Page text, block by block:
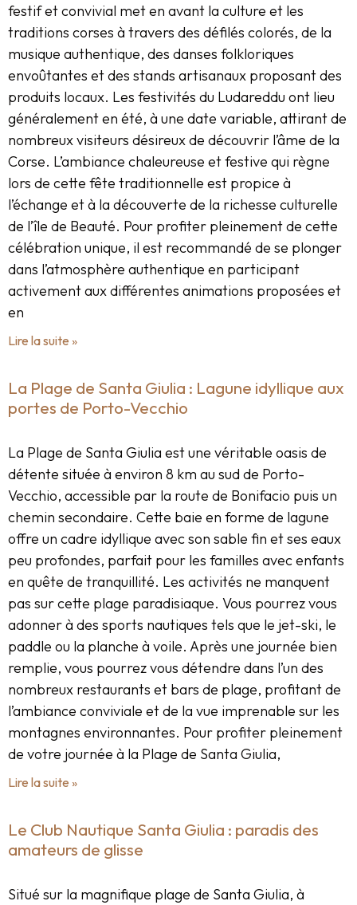
festif et convivial met en avant la culture et les
traditions corses à travers des défilés colorés, de la
musique authentique, des danses folkloriques
envoûtantes et des stands artisanaux proposant des
produits locaux. Les festivités du Ludareddu ont lieu
généralement en été, à une date variable, attirant de
nombreux visiteurs désireux de découvrir l’âme de la
Corse. L’ambiance chaleureuse et festive qui règne
lors de cette fête traditionnelle est propice à
l’échange et à la découverte de la richesse culturelle
de l’île de Beauté. Pour profiter pleinement de cette
célébration unique, il est recommandé de se plonger
dans l’atmosphère authentique en participant
activement aux différentes animations proposées et
en
Lire la suite »
La Plage de Santa Giulia : Lagune idyllique aux
portes de Porto-Vecchio
La Plage de Santa Giulia est une véritable oasis de
détente située à environ 8 km au sud de Porto-
Vecchio, accessible par la route de Bonifacio puis un
chemin secondaire. Cette baie en forme de lagune
offre un cadre idyllique avec son sable fin et ses eaux
peu profondes, parfait pour les familles avec enfants
en quête de tranquillité. Les activités ne manquent
pas sur cette plage paradisiaque. Vous pourrez vous
adonner à des sports nautiques tels que le jet-ski, le
paddle ou la planche à voile. Après une journée bien
remplie, vous pourrez vous détendre dans l’un des
nombreux restaurants et bars de plage, profitant de
l’ambiance conviviale et de la vue imprenable sur les
montagnes environnantes. Pour profiter pleinement
de votre journée à la Plage de Santa Giulia,
Lire la suite »
Le Club Nautique Santa Giulia : paradis des
amateurs de glisse
Situé sur la magnifique plage de Santa Giulia, à